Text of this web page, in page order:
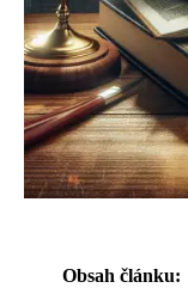
Obsah článku: